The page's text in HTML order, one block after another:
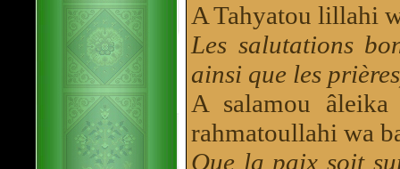
A Tahyatou lillahi
Les salutations
ainsi que les
A salamou
rahmatoullahi wa
Que la paix soit